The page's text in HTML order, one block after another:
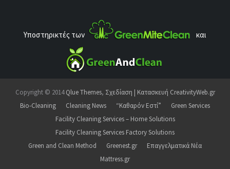
Υποστηρικτές των και
Copyright © 2014Qlue Themes, Σχεδίαση | Κατασκευή CreativityWeb.gr
Bio-Cleaning
Cleaning News “Καθαρόν Εστί”
Green Services
Facility Cleaning Services – Home Solutions
Facility Cleaning Services Factory Solutions
Green and Clean Method
Greenest.gr
Επαγγελματικά Νέα
Mattress.gr